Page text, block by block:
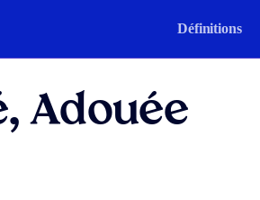
Définitions
Adouée